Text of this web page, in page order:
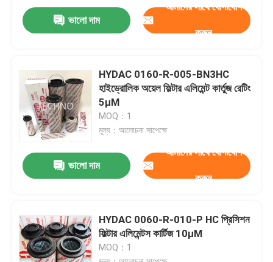
আমাদের সম্বন্ধে
গুণমান নিয়ন্ত্রণ
আমাদের সাথে যোগাযোগ
খবর
একটি উদ্ধৃতি অনুরোধ করুন
বায়ুসংক্রান্ত পাইপ ফিটিং
ভালো দাম
আমাদের সাথে যোগাযোগ
করুন
HYDAC 0160-R-005-BN3HC
হাইড্রোলিক অয়েল ফিল্টার এলিমেন্ট কার্তুজ রেটিং
5μM
MOQ：1
মূল্য：আলোচনা সাপেক্ষে
ভালো দাম
আমাদের সাথে যোগাযোগ
করুন
HYDAC 0060-R-010-P HC প্রিসিশন
ফিল্টার এলিমেন্টস কার্টিজ 10μM
MOQ：1